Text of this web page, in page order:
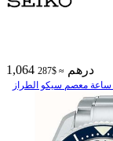
1,064 درهم ≈ $287